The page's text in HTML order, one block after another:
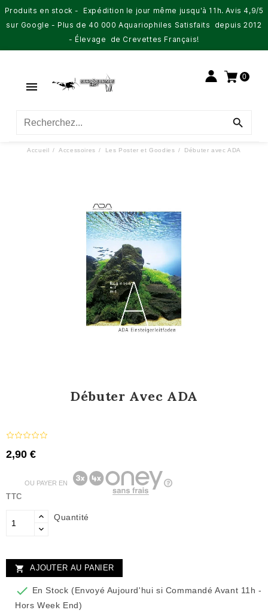
Produits en stock - Expédition le jour même jusqu'à 11h. Avis 4,9/5
sur Google - Plus de 40 000 Aquariophiles Satisfaits depuis 2012
- Élevage de Crevettes Français!

0

Accueil Accessoires Les Poster et Goodies Débuter avec ADA
Débuter Avec ADA
2,90 €
TTC
OU PAYER EN
Quantité
 AJOUTER AU PANIER
 En Stock (Envoyé Aujourd'hui si Commandé Avant 11h -
Hors Week End)